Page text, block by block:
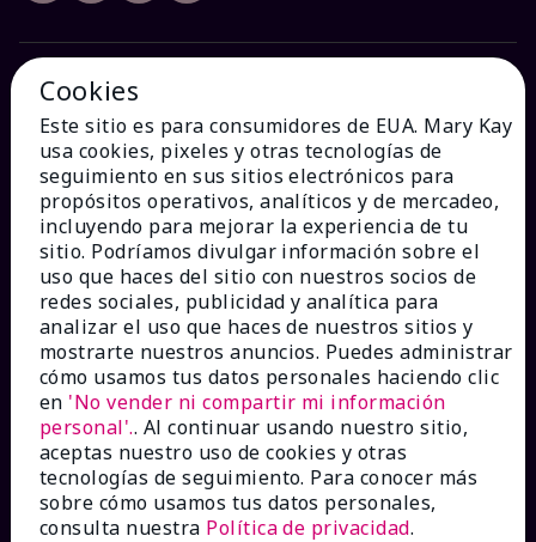
¿CÓMO PODEMOS AYUDAR?
Recibe e-mails
Ver estado del pedido
Contáctanos
Catálogos interactivos
Preguntas frecuentes
Cookies
Este sitio es para consumidores de EUA. Mary Kay
usa cookies, pixeles y otras tecnologías de
seguimiento en sus sitios electrónicos para
propósitos operativos, analíticos y de mercadeo,
incluyendo para mejorar la experiencia de tu
sitio. Podríamos divulgar información sobre el
uso que haces del sitio con nuestros socios de
redes sociales, publicidad y analítica para
analizar el uso que haces de nuestros sitios y
mostrarte nuestros anuncios. Puedes administrar
cómo usamos tus datos personales haciendo clic
en 'No vender ni compartir mi información
personal'.. Al continuar usando nuestro sitio,
aceptas nuestro uso de cookies y otras
tecnologías de seguimiento. Para conocer más
sobre cómo usamos tus datos personales,
consulta nuestra Política de privacidad.